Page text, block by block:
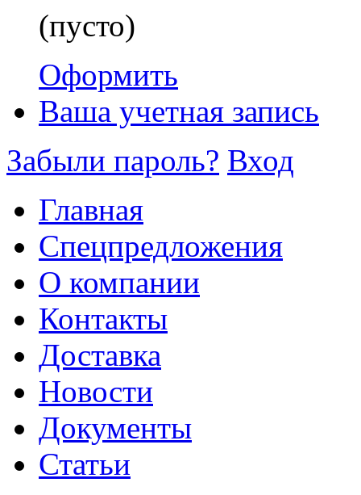
(пусто)
Оформить
Ваша учетная запись
Забыли пароль? Вход
Главная
Спецпредложения
О компании
Контакты
Доставка
Новости
Документы
Статьи